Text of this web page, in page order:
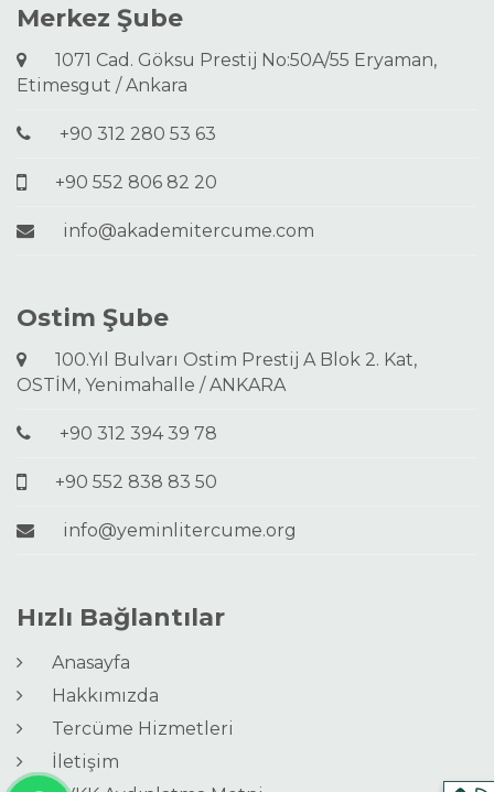
Merkez Şube
1071 Cad. Göksu Prestij No:50A/55 Eryaman,
Etimesgut / Ankara
+90 312 280 53 63
+90 552 806 82 20
info@akademitercume.com
Ostim Şube
100.Yıl Bulvarı Ostim Prestij A Blok 2. Kat,
OSTİM, Yenimahalle / ANKARA
+90 312 394 39 78
+90 552 838 83 50
info@yeminlitercume.org
Hızlı Bağlantılar
Anasayfa
Hakkımızda
Tercüme Hizmetleri
İletişim